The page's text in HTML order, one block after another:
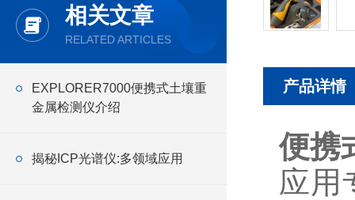
相关文章
RELATED ARTICLES
EXPLORER7000便携式土壤重
金属检测仪介绍
揭秘ICP光谱仪:多领域应用
产品详情
便携
应用